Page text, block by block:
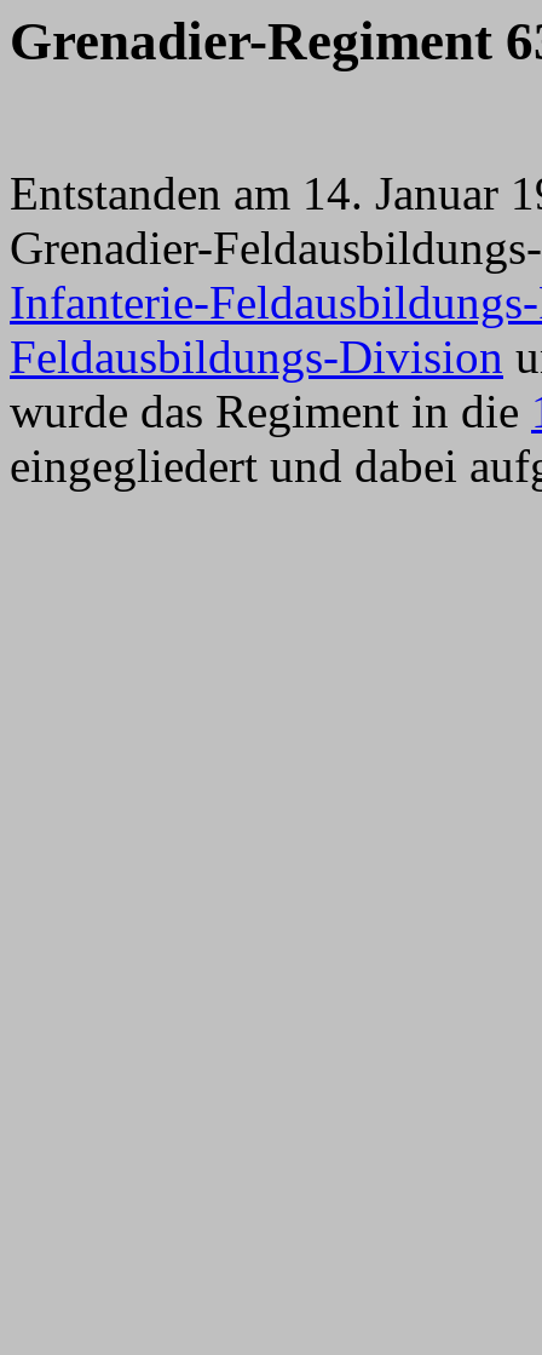
Grenadier-Regiment
Entstanden am 14. Januar
Grenadier-
Infanterie-
Feldausbildungs-Division
wurde das Regiment in die
eingegliedert und dabei